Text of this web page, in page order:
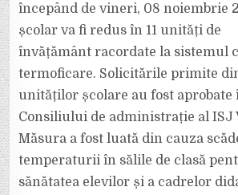
începând de vineri, 08 noiembrie
școlar va fi redus în 11 unități de
învățământ racordate la sistemul
termoficare. Solicitările primite
unităților școlare au fost aprobate
Consiliului de administrație al ISJ
Măsura a fost luată din cauza
temperaturii în sălile de clasă
sănătatea elevilor și a cadrelor